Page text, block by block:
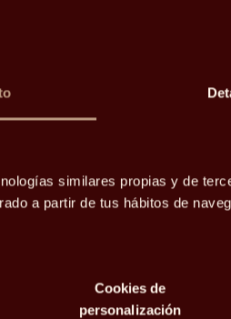
similares propias y de
a partir de tus hábitos de
Cookies de
personalización
se